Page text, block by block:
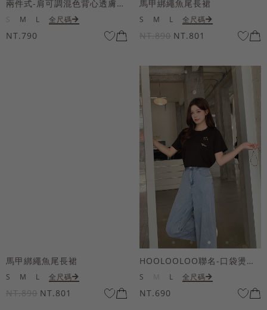
兩件式-肩可調混色背心透膚上衣套組
M L 全尺碼
NT.790
馬甲綁繩魚尾長裙
S M L 全尺碼
NT.890 NT.801
馬甲綁繩魚尾長裙
S M L 全尺碼
NT.890 NT.801
HOOLOOLOO聯名-口袋燙金KUKU熊短袖上衣
S L 全尺碼
NT.690